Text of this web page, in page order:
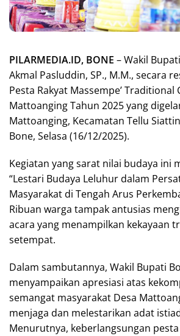
PILARMEDIA.ID, BONE – Wakil
Akmal Pasluddin, SP., M.M., secara
Pesta Rakyat Massempe’ Traditional
Mattoanging Tahun 2025 yang
Mattoanging, Kecamatan Tellu
Bone, Selasa (16/12/2025).
Kegiatan yang sarat nilai budaya ini
“Lestari Budaya Leluhur dalam
Masyarakat di Tengah Arus
Ribuan warga tampak antusias
acara yang menampilkan kekayaan
setempat.
Dalam sambutannya, Wakil Bupati
menyampaikan apresiasi atas
semangat masyarakat Desa
menjaga dan melestarikan adat
Menurutnya, keberlangsungan